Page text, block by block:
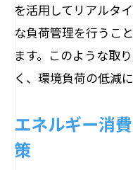
を活用してリアルタ
な負荷管理を行うこ
ます。このような取
く、環境負荷の低減
エネルギー消
策